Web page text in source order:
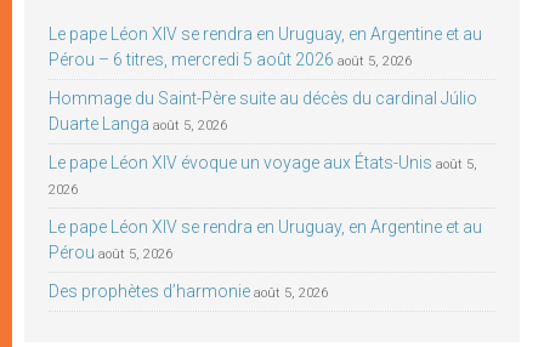
Le pape Léon XIV se rendra en Uruguay, en Argentine et au
Pérou – 6 titres, mercredi 5 août 2026 août 5, 2026
Hommage du Saint-Père suite au décès du cardinal Júlio
Duarte Langa août 5, 2026
Le pape Léon XIV évoque un voyage aux États-Unis août 5,
2026
Le pape Léon XIV se rendra en Uruguay, en Argentine et au
Pérou août 5, 2026
Des prophètes d’harmonie août 5, 2026